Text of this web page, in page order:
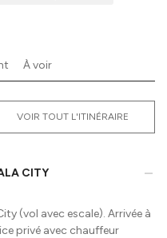
À voir
VOIR TOUT L'ITINÉRAIRE
CITY -
(vol avec escale). Arrivée à
privé avec chauffeur